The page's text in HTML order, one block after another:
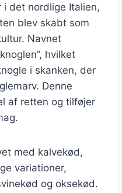
i det nordlige Italien,
blev skabt som
Navnet
hvilket
i skanken, der
Denne
af retten og tilføjer
med kalvekød,
variationer,
og oksekød.